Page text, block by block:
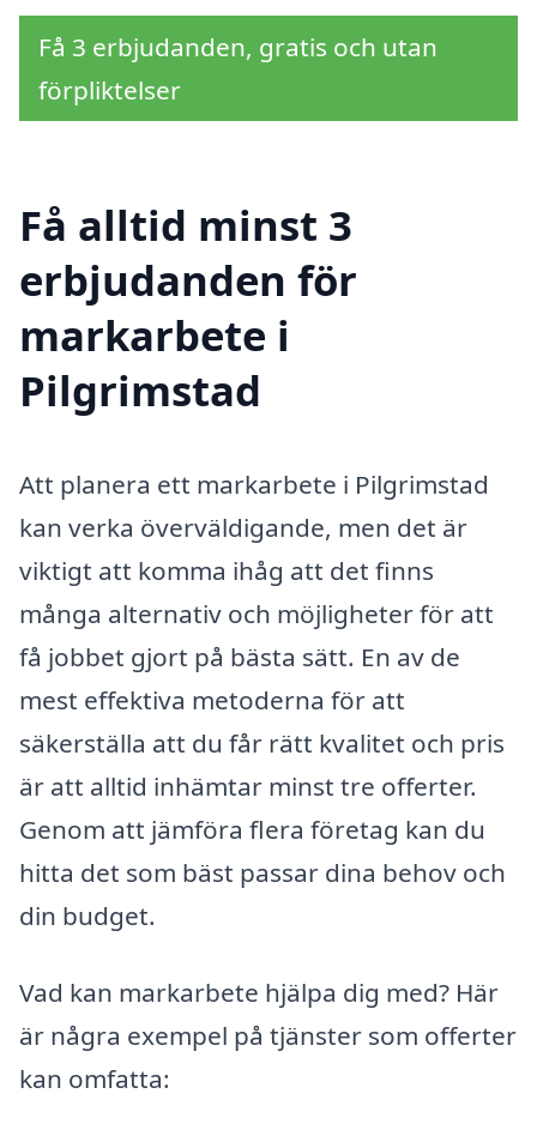
Få 3 erbjudanden, gratis och utan
förpliktelser
Få alltid minst 3
erbjudanden för
markarbete i
Pilgrimstad
Att planera ett markarbete i Pilgrimstad
kan verka överväldigande, men det är
viktigt att komma ihåg att det finns
många alternativ och möjligheter för att
få jobbet gjort på bästa sätt. En av de
mest effektiva metoderna för att
säkerställa att du får rätt kvalitet och pris
är att alltid inhämtar minst tre offerter.
Genom att jämföra flera företag kan du
hitta det som bäst passar dina behov och
din budget.
Vad kan markarbete hjälpa dig med? Här
är några exempel på tjänster som offerter
kan omfatta: